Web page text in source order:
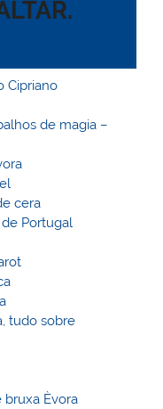
m
Cipriano
de magia –
cera
Portugal
tudo sobre
bruxa Èvora